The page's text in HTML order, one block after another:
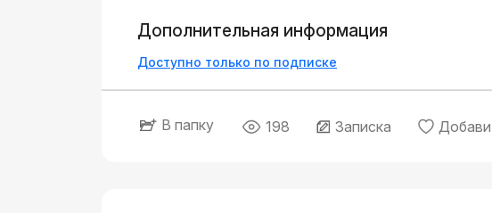
Дополнительная информация
Доступно только по подписке
В папку 198 Записка